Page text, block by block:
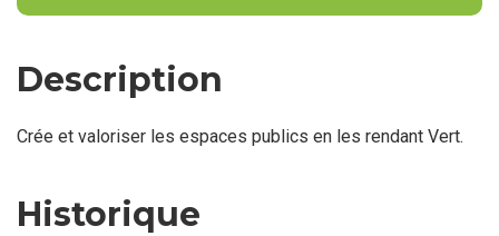
Description
Crée et valoriser les espaces publics en les rendant Vert.
Historique